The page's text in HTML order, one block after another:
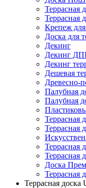
Террасная
Террасная
Крепеж для
Доска для
Декинг
Декинг
Декинг
Дешевая
Древесно-
Палубная
Палубная
Террасная
Террасная
Террасная
Террасная
Доска
Террасная
Террасная